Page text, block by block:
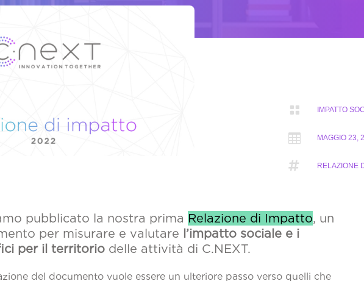
 IMPATTO
 MAGGIO 23,
 RELAZIONE
pubblicato la nostra prima Relazione di Impatto, un
per misurare e valutare l’impatto sociale e i
per il territorio delle attività di C.NEXT.
del documento vuole essere un ulteriore passo verso quelli che